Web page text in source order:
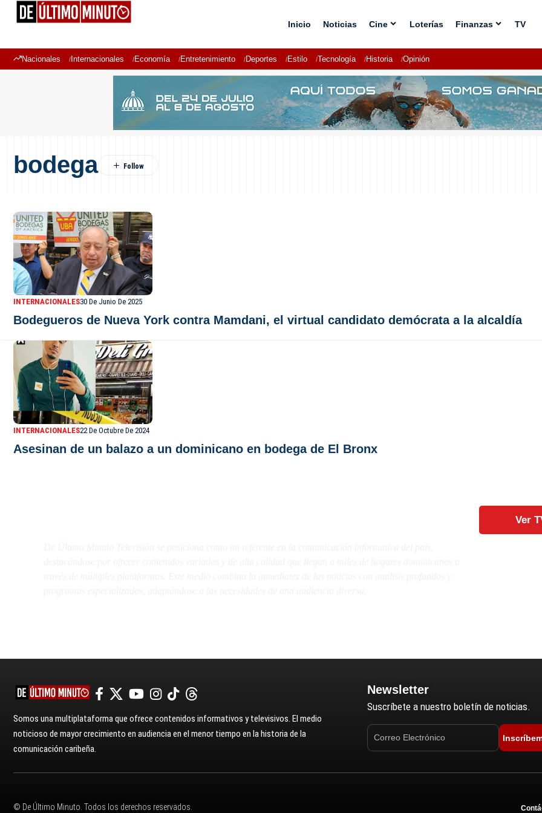
Inicio Noticias Cine Loterías Finanzas TV
Nacionales Internacionales Economía Entretenimiento Deportes Estilo Tecnología Historia Opinión
bodega
INTERNACIONALES30 De Junio De 2025
Bodegueros de Nueva York contra Mamdani, el virtual candidato demócrata a la alcaldía
INTERNACIONALES22 De Octubre De 2024
Asesinan de un balazo a un dominicano en bodega de El Bronx
Ver
Somos una multiplataforma que ofrece contenidos informativos y televisivos. El medio
noticioso de mayor crecimiento en audiencia en el menor tiempo en la historia de la
comunicación caribeña.
Newsletter
Suscríbete a nuestro boletín de noticias.
© De Último Minuto. Todos los derechos reservados.